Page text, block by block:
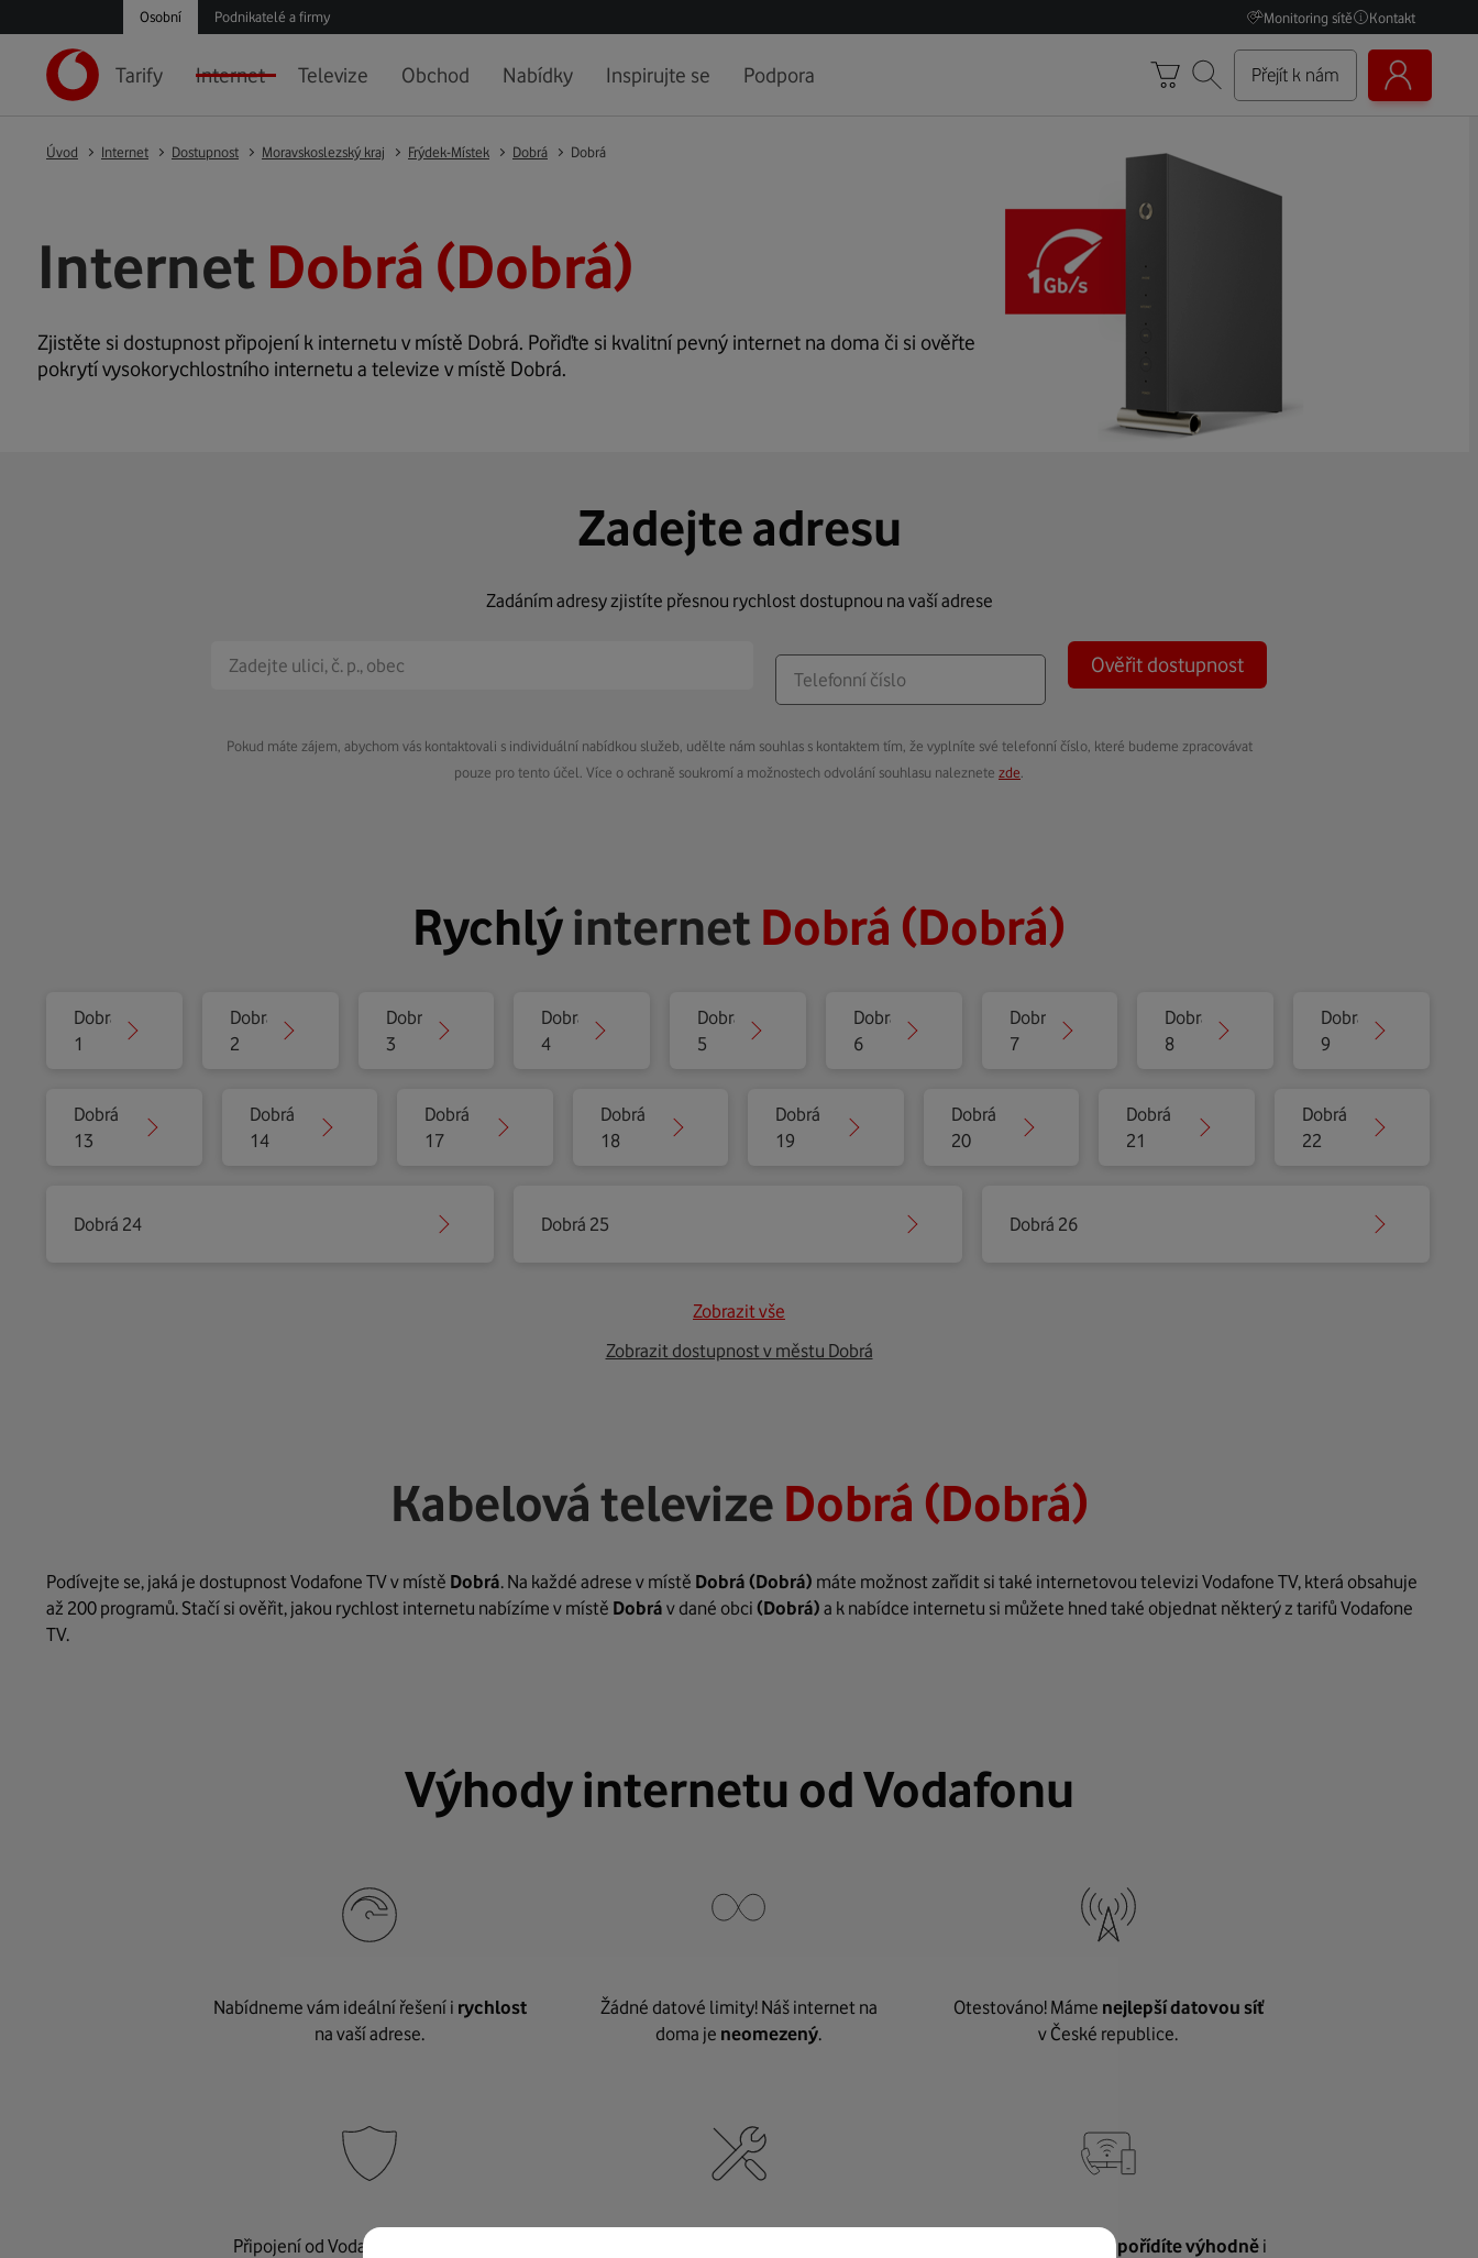
Osobní Podnikatelé a firmy Monitoring sítě Kontakt
Tarify Internet Televize Obchod Nabídky Inspirujte se Podpora Přejít k nám
Úvod Internet Dostupnost Moravskoslezský kraj Frýdek-Místek Dobrá Dobrá
Internet Dobrá (Dobrá)
Zjistěte si dostupnost připojení k internetu v místě Dobrá. Pořiďte si kvalitní pevný internet na doma či si ověřte
pokrytí vysokorychlostního internetu a televize v místě Dobrá.
Zadejte adresu
Zadáním adresy zjistíte přesnou rychlost dostupnou na vaší adrese
Ověřit dostupnost
Pokud máte zájem, abychom vás kontaktovali s individuální nabídkou služeb, udělte nám souhlas s kontaktem tím, že vyplníte své telefonní číslo, které budeme zpracovávat
pouze pro tento účel. Více o ochraně soukromí a možnostech odvolání souhlasu naleznete zde
Rychlýinternet Dobrá (Dobrá)
Dobrá
1
Dobrá
2
Dobrá
3
Dobrá
4
Dobrá
5
Dobrá
6
Dobrá
7
Dobrá
8
Dobrá
9
Dobrá
13
Dobrá
14
Dobrá
17
Dobrá
18
Dobrá
19
Dobrá
20
Dobrá
21
Dobrá
22
Dobrá 24 Dobrá 25 Dobrá 26
Zobrazit vše
Zobrazit dostupnost v městu Dobrá
Kabelová televize Dobrá (Dobrá)
Podívejte se, jaká je dostupnost Vodafone TV v místě Dobrá. Na každé adrese v místě Dobrá (Dobrá) máte možnost zařídit si také internetovou televizi Vodafone TV, která obsahuje
až 200 programů. Stačí si ověřit, jakou rychlost internetu nabízíme v místě Dobrá v dané obci (Dobrá) a k nabídce internetu si můžete hned také objednat některý z tarifů Vodafone
TV.
Výhody internetu od Vodafonu
Nabídneme vám ideální řešení i rychlost
na vaší adrese.
Žádné datové limity! Náš internet na
doma je neomezený.
Otestováno! Máme nejlepší datovou síť
v České republice.
Připojení od Vodafonu je K pevnému internetupořídíte výhodněi